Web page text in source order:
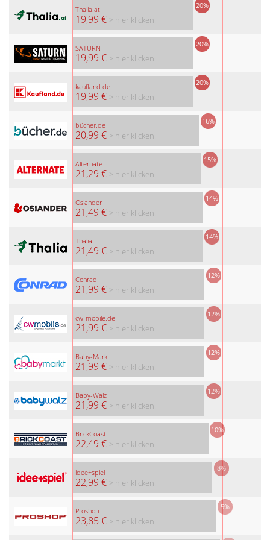
Thalia.at
19,99 €
20%
> hier klicken!
SATURN
19,99 €
20%
> hier klicken!
kaufland.de
19,99 €
20%
> hier klicken!
bücher.de
20,99 €
16%
> hier klicken!
Alternate
21,29 €
15%
> hier klicken!
Osiander
21,49 €
14%
> hier klicken!
Thalia
21,49 €
14%
> hier klicken!
Conrad
21,99 €
12%
> hier klicken!
cw-mobile.de
21,99 €
12%
> hier klicken!
Baby-Markt
21,99 €
12%
> hier klicken!
Baby-Walz
21,99 €
12%
> hier klicken!
BrickCoast
22,49 €
10%
> hier klicken!
idee+spiel
22,99 €
8%
> hier klicken!
Proshop
23,85 €
5%
> hier klicken!